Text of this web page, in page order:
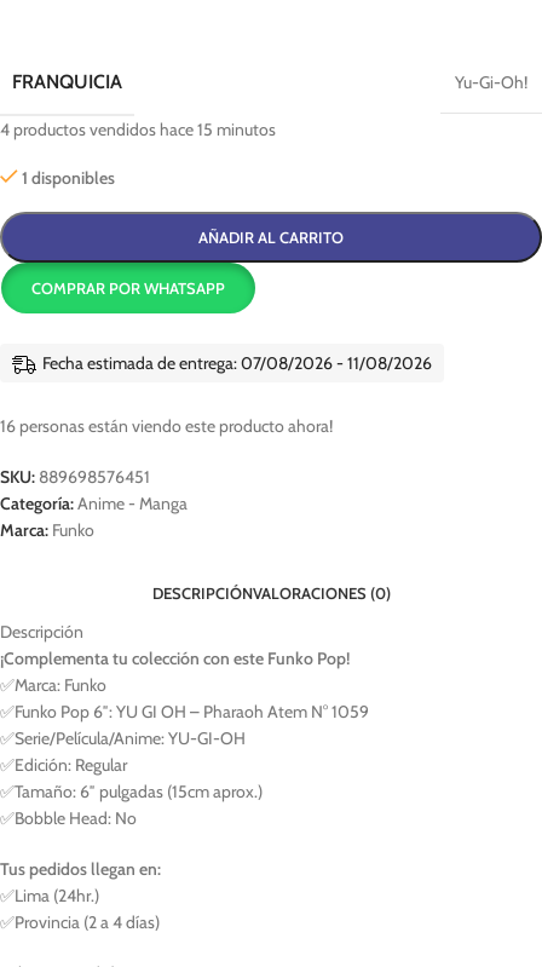
FRANQUICIA Yu-Gi-Oh!
4 productos vendidos hace 15 minutos
1 disponibles
AÑADIR AL CARRITO
COMPRAR POR WHATSAPP
Fecha estimada de entrega: 07/08/2026 - 11/08/2026
16 personas están viendo este producto ahora!
SKU: 889698576451
Categoría:Anime - Manga
Marca: Funko
DESCRIPCIÓNVALORACIONES (0)
Descripción
¡Complementa tu colección con este Funko Pop!
✅Marca: Funko
✅Funko Pop 6″: YU GI OH – Pharaoh Atem N° 1059
✅Serie/Película/Anime: YU-GI-OH
✅Edición: Regular
✅Tamaño: 6″ pulgadas (15cm aprox.)
✅Bobble Head: No
Tus pedidos llegan en:
✅Lima (24hr.)
✅Provincia (2 a 4 días)